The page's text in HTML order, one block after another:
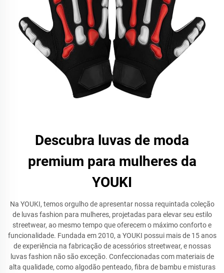
Descubra luvas de moda
premium para mulheres da
YOUKI
Na YOUKI, temos orgulho de apresentar nossa requintada coleção
de luvas fashion para mulheres, projetadas para elevar seu estilo
streetwear, ao mesmo tempo que oferecem o máximo conforto e
funcionalidade. Fundada em 2010, a YOUKI possui mais de 15 anos
de experiência na fabricação de acessórios streetwear, e nossas
luvas fashion não são exceção. Confeccionadas com materiais de
alta qualidade, como algodão penteado, fibra de bambu e misturas